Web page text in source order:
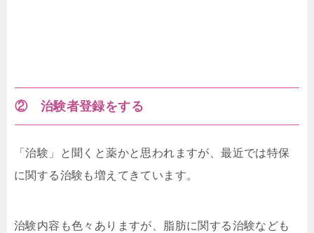
② 治験者登録をする
「治験」と聞くと薬かと思われますが、最近では特保
に関する治験も増えてきています。
治験内容も色々ありますが、脂肪に関する治験なども